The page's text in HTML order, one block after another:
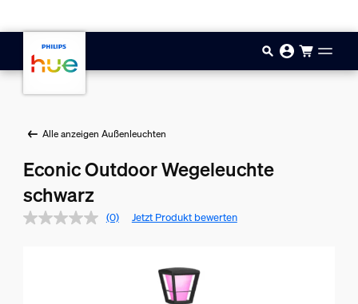
Alle anzeigen Außenleuchten
Econic Outdoor Wegeleuchte
schwarz
(0) Jetzt Produkt bewerten